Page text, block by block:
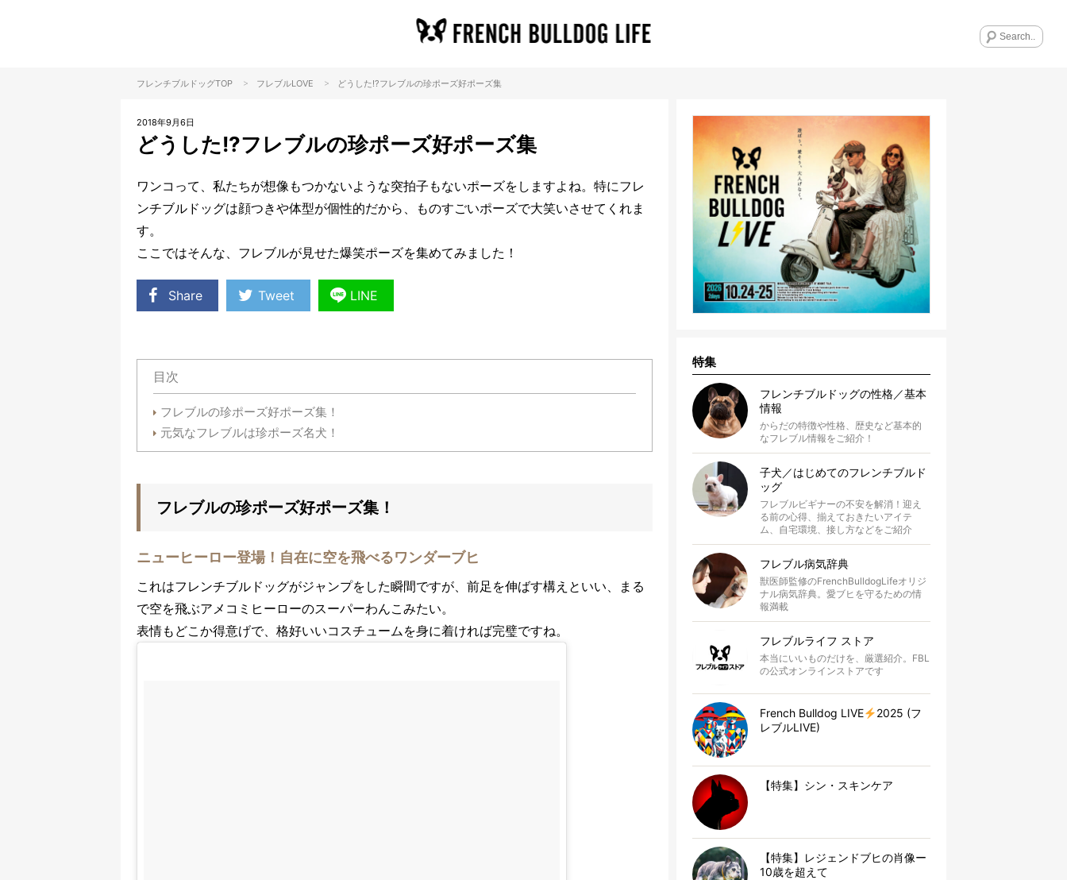
フレンチブルドッグTOP > フレブルLOVE > どうした!?フレブルの珍ポーズ好ポーズ集
2018年9月6日
どうした!?フレブルの珍ポーズ好ポーズ集
ワンコって、私たちが想像もつかないような突拍子もないポーズをしますよね。特にフレ
ンチブルドッグは顔つきや体型が個性的だから、ものすごいポーズで大笑いさせてくれま
す。
ここではそんな、フレブルが見せた爆笑ポーズを集めてみました！
Share Tweet LINE
目次
フレブルの珍ポーズ好ポーズ集！
元気なフレブルは珍ポーズ名犬！
フレブルの珍ポーズ好ポーズ集！
ニューヒーロー登場！自在に空を飛べるワンダーブヒ
これはフレンチブルドッグがジャンプをした瞬間ですが、前足を伸ばす構えといい、まる
で空を飛ぶアメコミヒーローのスーパーわんこみたい。
表情もどこか得意げで、格好いいコスチュームを身に着ければ完璧ですね。
特集
フレンチブルドッグの性格／基本
情報
からだの特徴や性格、歴史など基本的
なフレブル情報をご紹介！
子犬／はじめてのフレンチブルド
ッグ
フレブルビギナーの不安を解消！迎え
る前の心得、揃えておきたいアイテ
ム、自宅環境、接し方などをご紹介
フレブル病気辞典
獣医師監修のFrenchBulldogLifeオリジ
ナル病気辞典。愛ブヒを守るための情
報満載
フレブルライフ ストア
本当にいいものだけを、厳選紹介。FBL
の公式オンラインストアです
French Bulldog LIVE
2025 (フ
レブルLIVE)
【特集】シン・スキンケア
【特集】レジェンドブヒの肖像ー
10歳を超えて